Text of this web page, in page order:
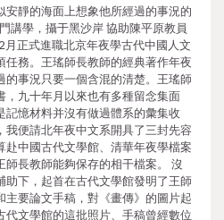
靜的海面上想象他所經過的事況的
講學，攝于黑沙岸 協助陳平原教員
正式進職北京年夜學古代中國人文
務。王瑤師長教師的經典著作年夜
事況只要一個含混的清楚。王瑤師
九十年月以來也有多種留念集面
憶材料并沒有做過體系的彙集收
便請北年夜中文系開具了三封先容
中國古代文學館、清華年夜學檔案
長教師能夠保存的相干檔案。 沒
下，起首在古代文學館發明了王師
要論文手稿，對《畫傳》的圖片起
文學館的這批照片、手稿曾經數位